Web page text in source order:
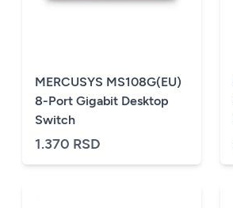
MERCUSYS MS108G(EU)
8-Port Gigabit Desktop
Switch
1.370 RSD